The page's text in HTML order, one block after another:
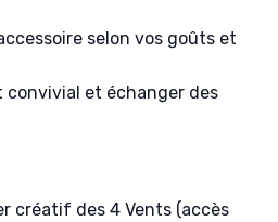
selon vos goûts et
convivial et échanger des
créatif des 4 Vents (accès